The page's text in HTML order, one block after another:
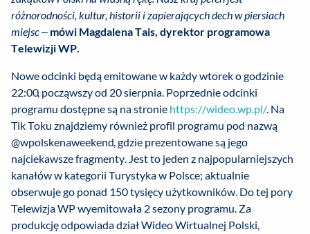
różnorodności, kultur, historii i zapierających dech w piersiach
miejsc– mówi Magdalena Tais, dyrektor programowa
Telewizji WP.
Nowe odcinki będą emitowane w każdy wtorek o godzinie
22:00, począwszy od 20 sierpnia. Poprzednie odcinki
programu dostępne są na stronie https://wideo.wp.pl/. Na
Tik Toku znajdziemy również profil programu pod nazwą
@wpolskenaweekend, gdzie prezentowane są jego
najciekawsze fragmenty. Jest to jeden z najpopularniejszych
kanałów w kategorii Turystyka w Polsce; aktualnie
obserwuje go ponad 150 tysięcy użytkowników. Do tej pory
Telewizja WP wyemitowała 2 sezony programu. Za
produkcję odpowiada dział Wideo Wirtualnej Polski,